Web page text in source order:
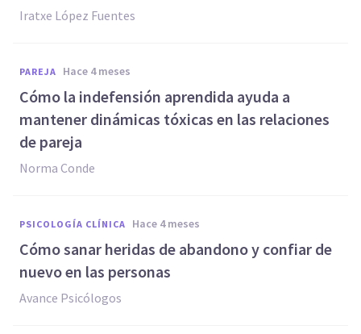
Iratxe López Fuentes
PAREJA hace 4 meses
Cómo la indefensión aprendida ayuda a
mantener dinámicas tóxicas en las relaciones
de pareja
Norma Conde
PSICOLOGÍA CLÍNICA hace 4 meses
Cómo sanar heridas de abandono y confiar de
nuevo en las personas
Avance Psicólogos